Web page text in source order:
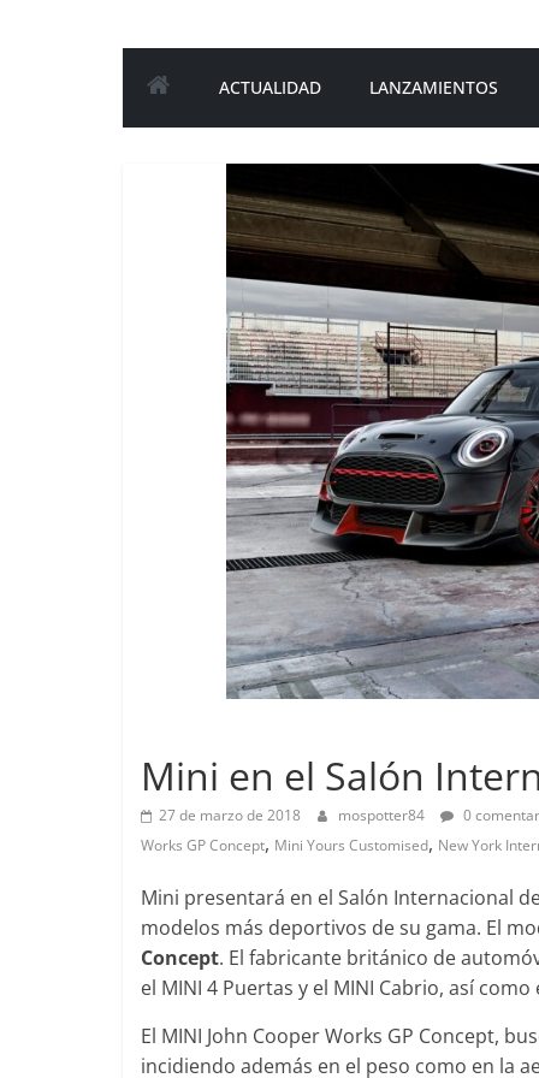
ACTUALIDAD LANZAMIENTOS
Mini en el Salón
27 de marzo de 2018 mospotter84 0
Works GP Concept, Mini Yours Customised, New York
Mini presentará en el Salón Internacional
modelos más deportivos de su gama. El
Concept. El fabricante británico de
el MINI 4 Puertas y el MINI Cabrio, así
El MINI John Cooper Works GP Concept,
incidiendo además en el peso como en la
Pruebas
1.0 TSI 115cv DSG
12 de abril de 2021 Joschelito 0
Clásicos
Audi RS6: 20 años de
deportividad